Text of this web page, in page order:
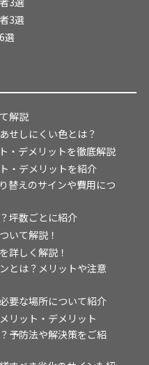
3選
選
解説
せしにくい色とは？
・デメリットを徹底解説
・デメリットを紹介
替えのサインや費用につ
坪数ごとに紹介
いて解説！
詳しく解説！
とは？メリットや注意
要な場所について紹介
リット・デメリット
予防法や解決策をご紹